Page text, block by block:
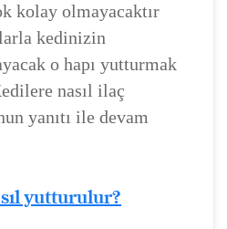
kolay olmayacaktır
kedinizin
o hapı yutturmak
nasıl ilaç
yanıtı ile devam
yutturulur?